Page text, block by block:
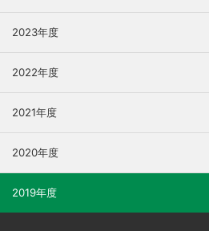
2023年度
2022年度
2021年度
2020年度
2019年度